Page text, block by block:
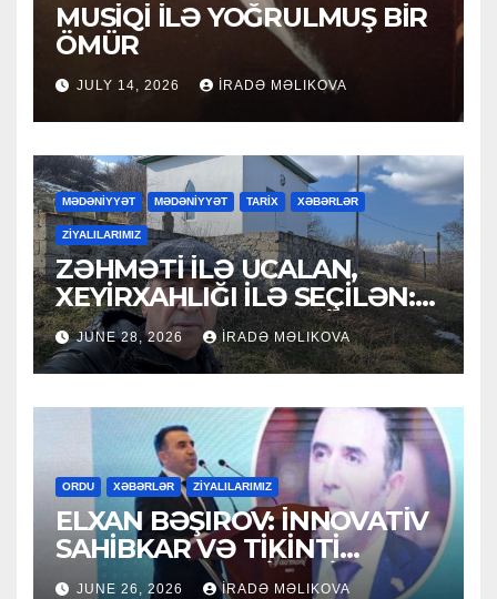
MUSİQİ İLƏ YOĞRULMUŞ BİR
ÖMÜR
JULY 14, 2026 İRADƏ MƏLIKOVA
MƏDƏNİYYƏT MƏDƏNİYYƏT TARİX XƏBƏRLƏR
ZİYALILARIMIZ
ZƏHMƏTİ İLƏ UCALAN,
XEYİRXAHLIĞI İLƏ SEÇİLƏN:
HACI RAMAZAN QULİYEV
JUNE 28, 2026 İRADƏ MƏLIKOVA
ORDU XƏBƏRLƏR ZİYALILARIMIZ
ELXAN BƏŞIROV: İNNOVATİV
SAHİBKAR VƏ TİKİNTİ
SEKTORUNUN LİDERİ
JUNE 26, 2026 İRADƏ MƏLIKOVA